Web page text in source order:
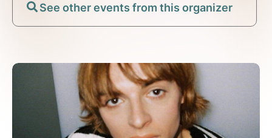
See other events from this organizer